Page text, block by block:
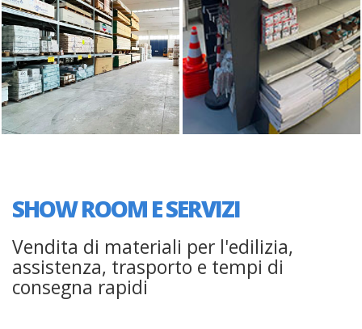
SHOW ROOM E SERVIZI
Vendita di materiali per l'edilizia,
assistenza, trasporto e tempi di
consegna rapidi